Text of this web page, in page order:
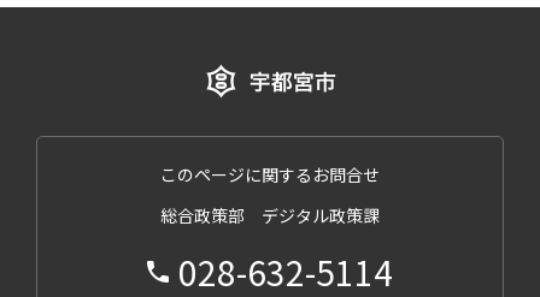
このページに関するお問合せ
総合政策部 デジタル政策課
028-632-5114